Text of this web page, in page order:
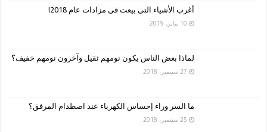
أغرب الأشياء التي بيعت في مزادات عام 2018!
10 يناير، 2019
لماذا بعض الناس يكون نومهم ثقيل وآخرون نومهم خفيف؟
27 سبتمبر، 2018
ما السر وراء إحساس الكهرباء عند اصطدام المرفق؟
25 سبتمبر، 2018